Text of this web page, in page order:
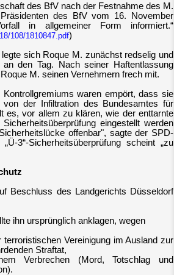
des BfV nach der Festnahme des M.
des BfV vom 16. November
in allgemeiner Form informiert.“
108/1810847.pdf)
sich Roque M. zunächst redselig und
den Tag. Nach seiner Haftentlassung
M. seinen Vernehmern frech mit.
Kontrollgremiums waren empört, dass sie
der Infiltration des
Bundesamtes für
es, vor allem zu klären, wie der enttarnte
eingestellt werden
offenbar", sagte der SPD-
3“-Sicherheitsüberprüfung scheint „zu
Beschluss des Landgerichts Düsseldorf
ihn ursprünglich anklagen, wegen
Vereinigung im Ausland zur
Straftat,
Verbrechen (Mord, Totschlag und